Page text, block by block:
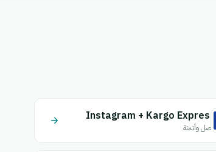
Instagram + Kargo Express
اتصل وأتمتة